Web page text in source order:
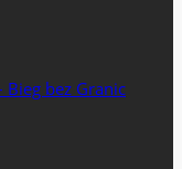
Bieg bez Granic